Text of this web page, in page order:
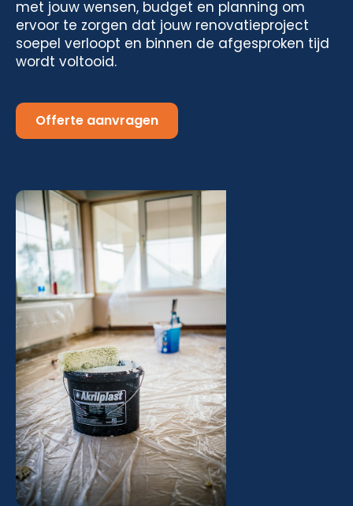
met jouw wensen, budget en planning om
ervoor te zorgen dat jouw renovatieproject
soepel verloopt en binnen de afgesproken tijd
wordt voltooid.
Offerte aanvragen